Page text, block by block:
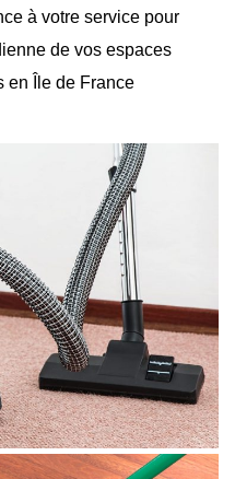
à votre service pour
de vos espaces
en Île de France